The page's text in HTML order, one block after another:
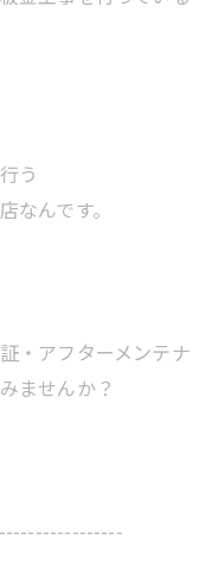
う
なんです。
・アフターメンテナ
ませんか？